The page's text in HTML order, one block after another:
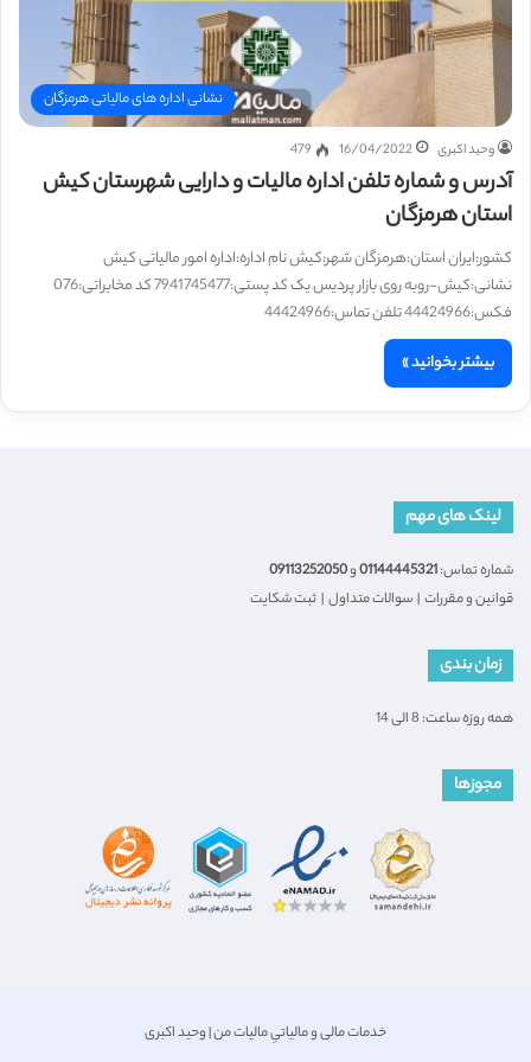
نشانی اداره های مالیاتی هرمزگان
وحید اکبری 16/04/2022
479
آدرس و شماره تلفن اداره مالیات و دارایی شهرستان کیش
استان هرمزگان
کشور:ایران استان:هرمزگان شهر:کیش نام اداره:اداره امور مالیاتی کیش
نشانی:کیش-روبه روی بازار پردیس یک کد پستی:7941745477 کد مخابراتی:076
فکس:44424966 تلفن تماس:44424966
بیشتر بخوانید »
لینک های مهم
شماره تماس:01144445321و09113252050
قوانین و مقررات | سوالات متداول | ثبت شکایت
زمان بندی
همه روزه ساعت: 8 الی 14
مجوزها
خدمات مالی و مالیاتیِ مالیات من | وحید اکبری